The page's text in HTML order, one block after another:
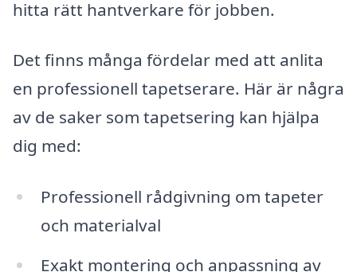
hitta rätt hantverkare för jobben.
Det finns många fördelar med att anlita
en professionell tapetserare. Här är några
av de saker som tapetsering kan hjälpa
dig med:
Professionell rådgivning om tapeter
och materialval
Exakt montering och anpassning av